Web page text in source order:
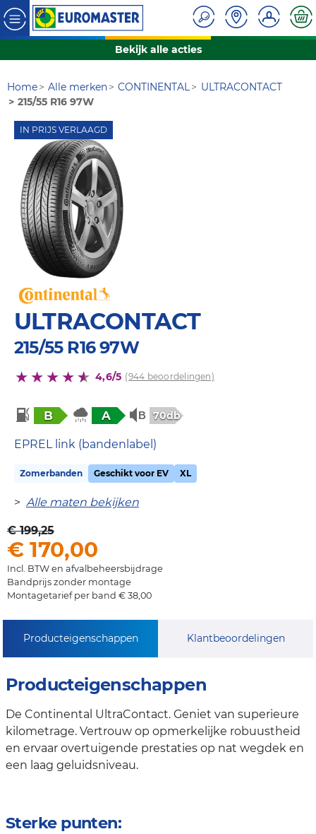
Bekijk alle acties
Home Alle merken CONTINENTAL
ULTRACONTACT
215/55 R16 97W
IN PRIJS VERLAAGD
ULTRACONTACT
215/55 R16 97W
4,6/5 (944 beoordelingen)
B A 70db
EPREL link (bandenlabel)
Zomerbanden Geschikt voor EV XL
> Alle maten bekijken
€ 199,25
€ 170,00
Incl. BTW en afvalbeheersbijdrage
Bandprijs zonder montage
Montagetarief per band € 38,00
Producteigenschappen Klantbeoordelingen
Producteigenschappen
De Continental UltraContact. Geniet van superieure
kilometrage. Vertrouw op opmerkelijke robuustheid
en ervaar overtuigende prestaties op nat wegdek en
een laag geluidsniveau.
Sterke punten: